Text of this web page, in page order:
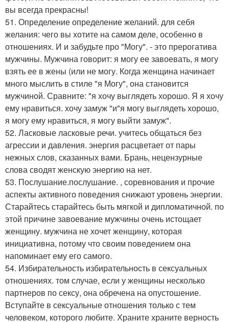
вы всегда прекрасны!
51. Определение определение желаний. для себя
желания: чего вы хотите на самом деле, особенно в
отношениях. И и забудьте про "Могу". - это прерогатива
мужчины. Мужчина говорит: я могу ее завоевать, я могу
взять ее в жены (или не могу. Когда женщина начинает
много мыслить в стиле "я Могу", она становится
мужчиной. Сравните: "я хочу выглядеть хорошо. Я я хочу
ему нравиться. хочу замуж "и"я могу выглядеть хорошо,
я могу ему нравиться, я могу выйти замуж".
52. Ласковые ласковые речи. учитесь общаться без
агрессии и давления. энергия расцветает от пары
нежных слов, сказанных вами. Брань, нецензурные
слова сводят женскую энергию на нет.
53. Послушание.послушание. , соревнования и прочие
аспекты активного поведения снижают уровень энергии.
Старайтесь старайтесь быть мягкой и дипломатичной. по
этой причине завоевание мужчины очень истощает
женщину. мужчина не хочет женщину, которая
инициативна, потому что своим поведением она
напоминает ему его самого.
54. Избирательность избирательность в сексуальных
отношениях. том случае, если у женщины несколько
партнеров по сексу, она обречена на опустошение.
Вступайте в сексуальные отношения только с тем
человеком, которого любите. Храните храните верность